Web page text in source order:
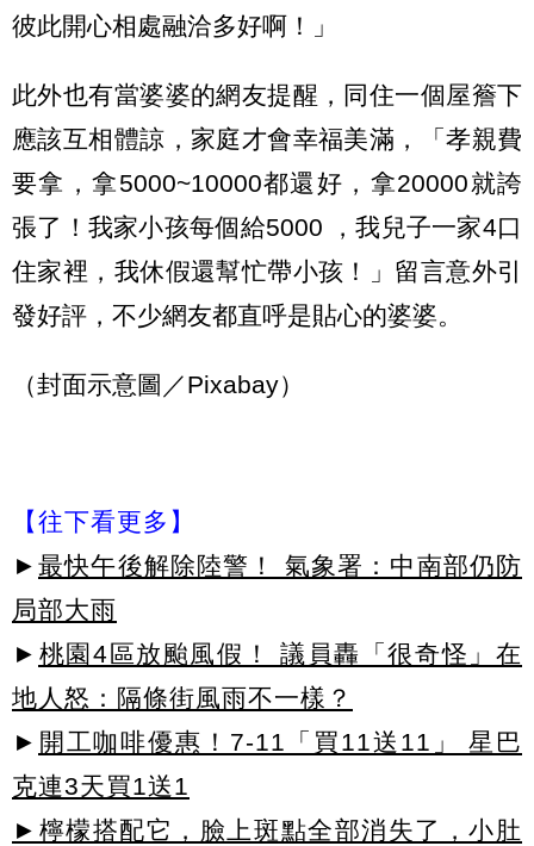
彼此開心相處融洽多好啊！」
此外也有當婆婆的網友提醒，同住一個屋簷下
應該互相體諒，家庭才會幸福美滿，「孝親費
要拿，拿5000~10000都還好，拿20000就誇
張了！我家小孩每個給5000 ，我兒子一家4口
住家裡，我休假還幫忙帶小孩！」留言意外引
發好評，不少網友都直呼是貼心的婆婆。
（封面示意圖／Pixabay）
【往下看更多】
► 最快午後解除陸警！ 氣象署：中南部仍防
局部大雨
► 桃園4區放颱風假！ 議員轟「很奇怪」在
地人怒：隔條街風雨不一樣？
► 開工咖啡優惠！7-11「買11送11」 星巴
克連3天買1送1
►檸檬搭配它，臉上斑點全部消失了，小肚